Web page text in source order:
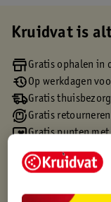
Kruidvat is
Gratis ophalen in
Op werkdagen
Gratis
Gratis
Gratis punten